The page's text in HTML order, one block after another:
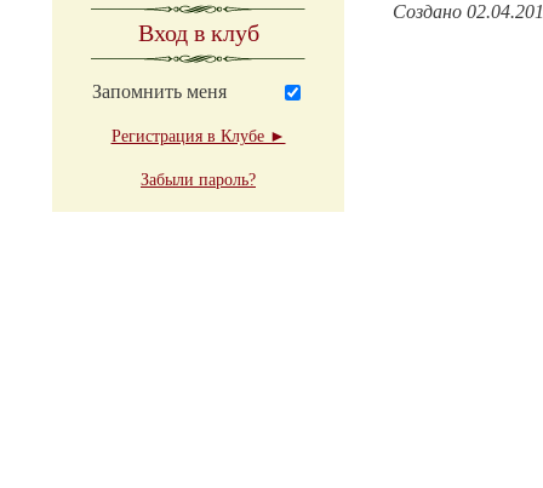
Вход в клуб
Запомнить меня
Регистрация в Клубе ►
Забыли пароль?
Создано